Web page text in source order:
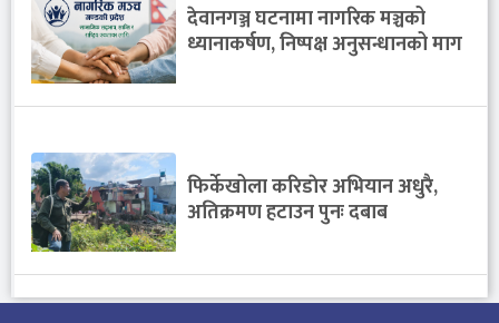
देवानगञ्ज घटनामा नागरिक मञ्चको
ध्यानाकर्षण, निष्पक्ष अनुसन्धानको माग
फिर्केखोला करिडाेर अभियान अधुरै,
अतिक्रमण हटाउन पुनः दबाब